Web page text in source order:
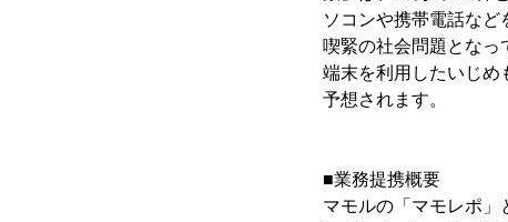
ソコンや携帯電話など
喫緊の社会問題となっ
端末を利用したいじめ
予想されます。
■業務提携概要
マモルの「マモレポ」